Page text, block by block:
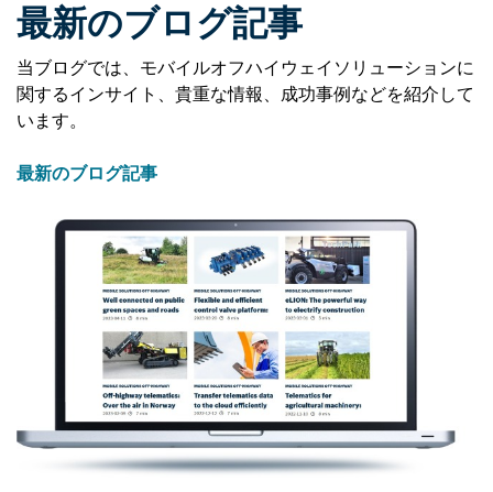
最新のブログ記事
当ブログでは、モバイルオフハイウェイソリューションに
関するインサイト、貴重な情報、成功事例などを紹介して
います。
最新のブログ記事